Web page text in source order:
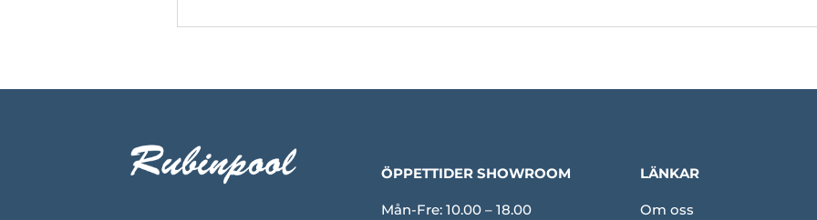
ÖPPETTIDER SHOWROOM
Mån-Fre: 10.00 – 18.00
LÄNKAR
Om oss